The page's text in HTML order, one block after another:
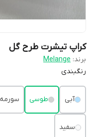
کراپ تیشرت طرح گل
برند: Melange
رنگبندی
آبی طوسی
سفید